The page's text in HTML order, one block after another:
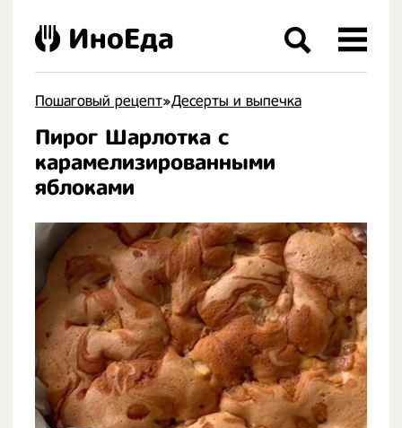
Пошаговый рецепт»Десерты и выпечка
Пирог Шарлотка с
карамелизированными
яблоками
ИноЕда